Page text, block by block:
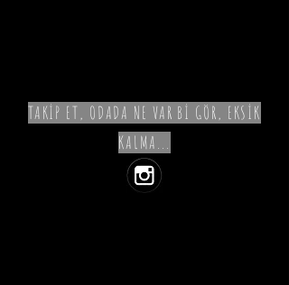
TAKİP ET, ODADA NE VAR Bİ GÖR, EKSİK
KALMA...